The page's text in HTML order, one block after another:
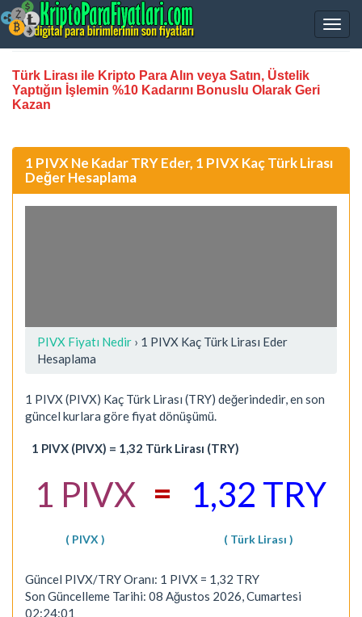
Türk Lirası ile Kripto Para Alın veya Satın, Üstelik
Yaptığın İşlemin %10 Kadarını Bonuslu Olarak Geri
Kazan
1 PIVX Ne Kadar TRY Eder, 1 PIVX Kaç Türk Lirası
Değer Hesaplama
PIVX Fiyatı Nedir › 1 PIVX Kaç Türk Lirası Eder
Hesaplama
1 PIVX (PIVX) Kaç Türk Lirası (TRY) değerindedir, en son
güncel kurlara göre fiyat dönüşümü.
1 PIVX (PIVX) = 1,32 Türk Lirası (TRY)
1 PIVX = 1,32 TRY
( PIVX ) ( Türk Lirası )
Güncel PIVX/TRY Oranı: 1 PIVX = 1,32 TRY
Son Güncelleme Tarihi: 08 Ağustos 2026, Cumartesi
02:24:01